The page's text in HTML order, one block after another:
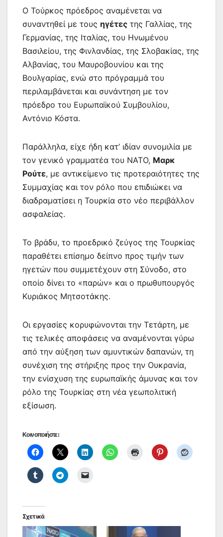
Ο Τούρκος πρόεδρος αναμένεται να
συναντηθεί με τους ηγέτες της Γαλλίας, της
Γερμανίας, της Ιταλίας, του Ηνωμένου
Βασιλείου, της Φινλανδίας, της Σλοβακίας, της
Αλβανίας, του Μαυροβουνίου και της
Βουλγαρίας, ενώ στο πρόγραμμά του
περιλαμβάνεται και συνάντηση με τον
πρόεδρο του Ευρωπαϊκού Συμβουλίου,
Αντόνιο Κόστα.
Παράλληλα, είχε ήδη κατ’ ιδίαν συνομιλία με
τον γενικό γραμματέα του ΝΑΤΟ, Μαρκ
Ρούτε, με αντικείμενο τις προτεραιότητες της
Συμμαχίας και τον ρόλο που επιδιώκει να
διαδραματίσει η Τουρκία στο νέο περιβάλλον
ασφαλείας.
Το βράδυ, το προεδρικό ζεύγος της Τουρκίας
παραθέτει επίσημο δείπνο προς τιμήν των
ηγετών που συμμετέχουν στη Σύνοδο, στο
οποίο δίνει το «παρών» και ο πρωθυπουργός
Κυριάκος Μητσοτάκης.
Οι εργασίες κορυφώνονται την Τετάρτη, με
τις τελικές αποφάσεις να αναμένονται γύρω
από την αύξηση των αμυντικών δαπανών, τη
συνέχιση της στήριξης προς την Ουκρανία,
την ενίσχυση της ευρωπαϊκής άμυνας και τον
ρόλο της Τουρκίας στη νέα γεωπολιτική
εξίσωση.
Κοινοποιήστε:
Σχετικά